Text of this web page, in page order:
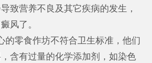
致营养不良及其它疾病的发生，
风了。
零食作坊不符合卫生标准，他们
含有过量的化学添加剂，如染色